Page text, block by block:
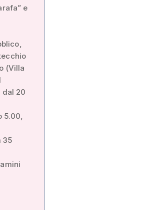
e
(Villa
dal 20
35